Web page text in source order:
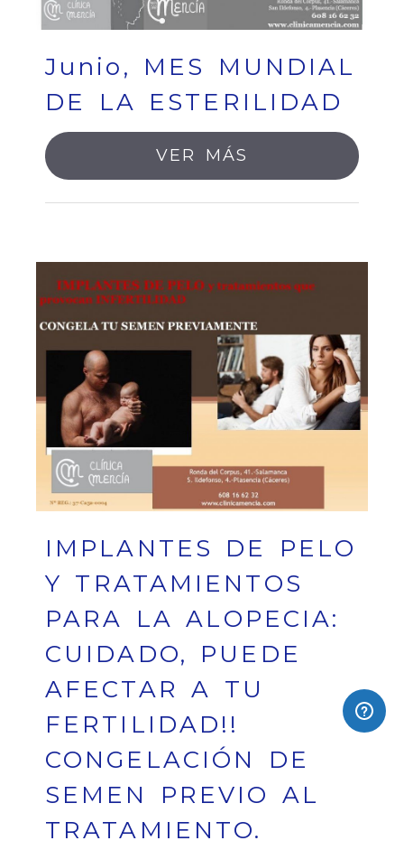
Junio, MES MUNDIAL
DE LA ESTERILIDAD
VER MÁS
IMPLANTES DE PELO
Y TRATAMIENTOS
PARA LA ALOPECIA:
CUIDADO, PUEDE
AFECTAR A TU
FERTILIDAD!!
CONGELACIÓN DE
SEMEN PREVIO AL
TRATAMIENTO.